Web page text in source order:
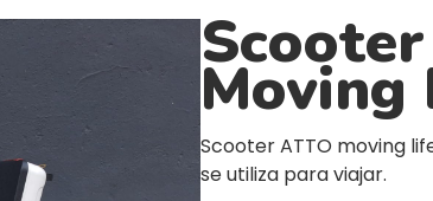
Moving
Scooter ATTO moving
se utiliza para viajar.